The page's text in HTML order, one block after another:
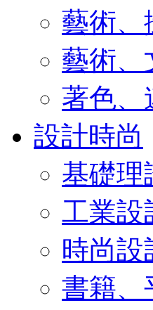
藝術、
藝術、
著色、
設計時尚
基礎理
工業設
時尚設
書籍、